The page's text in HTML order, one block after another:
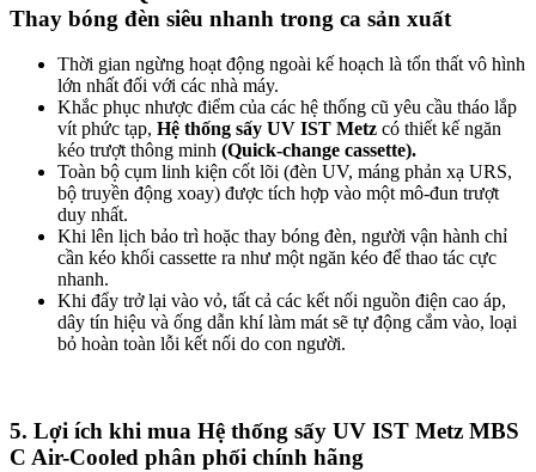
Thay bóng đèn siêu nhanh trong ca sản xuất
Thời gian ngừng hoạt động ngoài kế hoạch là tổn thất vô hình
lớn nhất đối với các nhà máy.
Khắc phục nhược điểm của các hệ thống cũ yêu cầu tháo lắp
vít phức tạp, Hệ thống sấy UV IST Metz có thiết kế ngăn
kéo trượt thông minh (Quick-change cassette).
Toàn bộ cụm linh kiện cốt lõi (đèn UV, máng phản xạ URS,
bộ truyền động xoay) được tích hợp vào một mô-đun trượt
duy nhất.
Khi lên lịch bảo trì hoặc thay bóng đèn, người vận hành chỉ
cần kéo khối cassette ra như một ngăn kéo để thao tác cực
nhanh.
Khi đẩy trở lại vào vỏ, tất cả các kết nối nguồn điện cao áp,
dây tín hiệu và ống dẫn khí làm mát sẽ tự động cắm vào, loại
bỏ hoàn toàn lỗi kết nối do con người.
5. Lợi ích khi mua Hệ thống sấy UV IST Metz MBS
C Air-Cooled phân phối chính hãng